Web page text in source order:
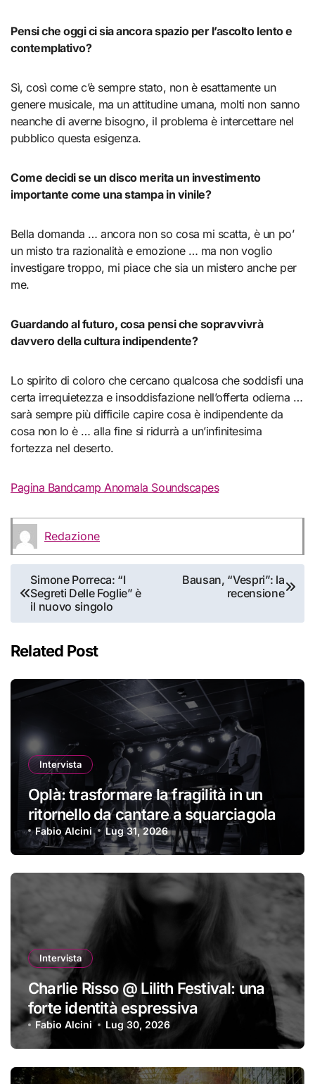
Pensi che oggi ci sia ancora spazio per l’ascolto lento e
contemplativo?
Sì, così come c’è sempre stato, non è esattamente un
genere musicale, ma un attitudine umana, molti non sanno
neanche di averne bisogno, il problema è intercettare nel
pubblico questa esigenza.
Come decidi se un disco merita un investimento
importante come una stampa in vinile?
Bella domanda … ancora non so cosa mi scatta, è un po’
un misto tra razionalità e emozione … ma non voglio
investigare troppo, mi piace che sia un mistero anche per
me.
Guardando al futuro, cosa pensi che sopravvivrà
davvero della cultura indipendente?
Lo spirito di coloro che cercano qualcosa che soddisfi una
certa irrequietezza e insoddisfazione nell’offerta odierna …
sarà sempre più difficile capire cosa è indipendente da
cosa non lo è … alla fine si ridurrà a un’infinitesima
fortezza nel deserto.
Pagina Bandcamp Anomala Soundscapes
Redazione
Navigazione
articoli
Simone Porreca: “I
Segreti Delle Foglie” è
il nuovo singolo
Bausan, “Vespri”: la
recensione
Related Post
Intervista
Oplà: trasformare la fragilità in un
ritornello da cantare a squarciagola
Fabio Alcini Lug 31, 2026
Intervista
Charlie Risso @ Lilith Festival: una
forte identità espressiva
Fabio Alcini Lug 30, 2026